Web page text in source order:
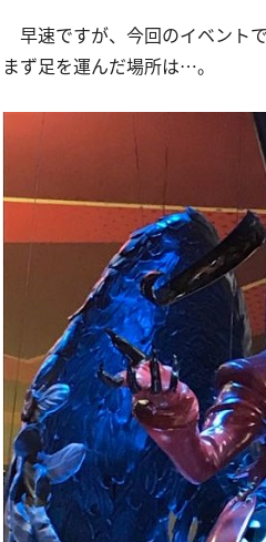
早速ですが、今回のイベント
まず足を運んだ場所は…。